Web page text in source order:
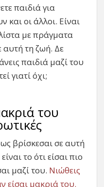
παιδιά για
και οι άλλοι. Είναι
με πράγματα
αυτή τη ζωή. Δε
παιδιά μαζί του
γιατί όχι;
του
βρίσκεσαι σε αυτή
το ότι είσαι πιο
μαζί του. Νιώθεις
είσαι μακριά του.